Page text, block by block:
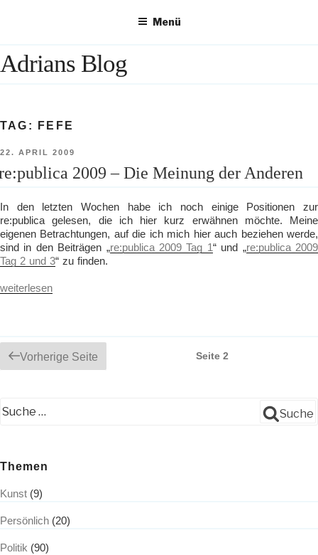
Menü
Adrians Blog
TAG: FEFE
VERÖFFENTLICHT
22. APRIL 2009
2009 – Die Meinung der Anderen
In den letzten Wochen habe ich noch einige Positionen zur
re:publica gelesen, die ich hier kurz erwähnen möchte. Meine
eigenen Betrachtungen, auf die ich mich hier auch beziehen werde,
sind in den Beiträgen „re:publica 2009 Tag 1“ und „re:publica 2009
Tag 2 und 3“ zu finden.
„re:publica
Meinung
der
Anderen“
weiterlesen
Beitrags-
Navigation
Vorherige Seite Seite 2
Suche
Themen
Kunst (9)
Persönlich (20)
Politik (90)